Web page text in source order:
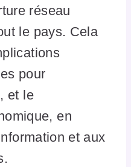
réseau
le pays. Cela
pour
et le
en
et aux